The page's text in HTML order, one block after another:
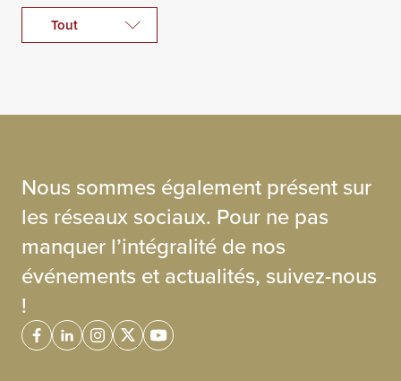
Nous sommes également présent sur
les réseaux sociaux. Pour ne pas
manquer l’intégralité de nos
événements et actualités, suivez-nous
!